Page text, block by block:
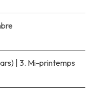
| 3. Mi-printemps